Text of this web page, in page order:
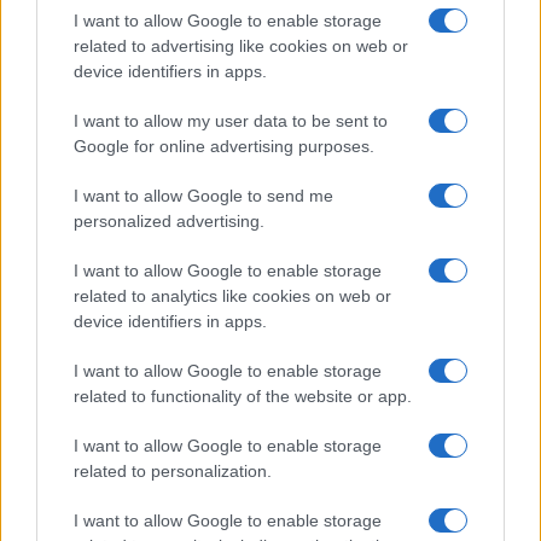
I want to allow Google to enable storage
related to advertising like cookies on web or
device identifiers in apps.
I want to allow my user data to be sent to
Google for online advertising purposes.
I want to allow Google to send me
personalized advertising.
I want to allow Google to enable storage
related to analytics like cookies on web or
device identifiers in apps.
I want to allow Google to enable storage
related to functionality of the website or app.
I want to allow Google to enable storage
related to personalization.
I want to allow Google to enable storage
La professione antifascista della
sinistra: una copertura per non fare
i conti con la propria storia
diFranco Carinci
15 Ottobre 2021, 3:51